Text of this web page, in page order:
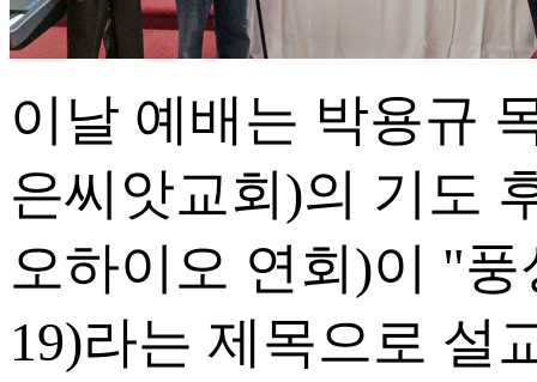
이날 예배는 박용규
은씨앗교회)의 기도
오하이오 연회)이 "
19)라는 제목으로 설